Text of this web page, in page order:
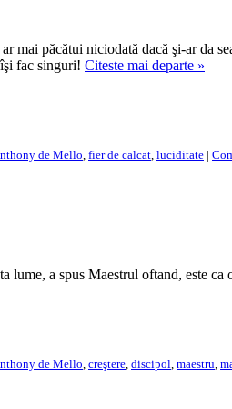
mai păcătui niciodată dacă şi-ar da
fac singuri! Citeste mai departe »
de Mello, fier de calcat, luciditate |
lume, a spus Maestrul oftand, este ca
de Mello, creştere, discipol, maestru,